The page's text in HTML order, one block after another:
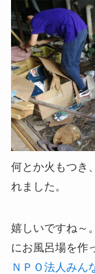
何とか火もつき
れました。
嬉しいですね～
にお風呂場を作
ＮＰＯ法人み